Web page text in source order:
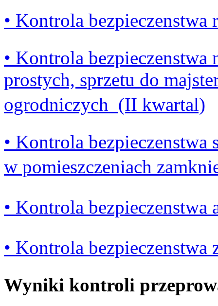
• Kontrola bezpieczenstwa
• Kontrola bezpieczenstwa
prostych, sprzetu do
ogrodniczych (II kwartal)
• Kontrola
w pomieszczeniach
• Kontrola
• Kontrola bezpieczenstwa
Wyniki kontroli